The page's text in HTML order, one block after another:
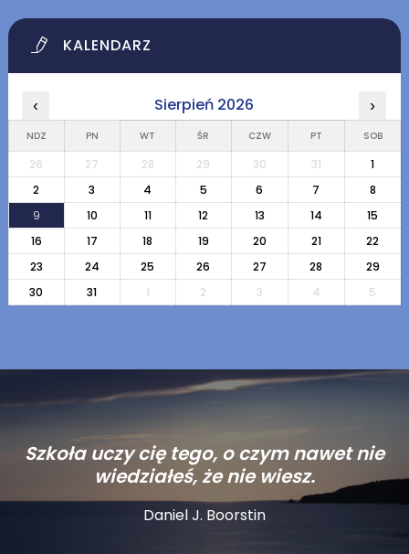
KALENDARZ
‹ Sierpień 2026 ›
NDZ PN WT ŚR CZW PT SOB
26 27 28 29 30 31
1
2
3 4 5 6 7
8
9
10 11 12 13 14
15
16
17 18 19 20 21
22
23
24 25 26 27 28
29
30
31 1 2 3 4 5
Szkoła uczy cię tego, o czym nawet nie
wiedziałeś, że nie wiesz.
Daniel J. Boorstin